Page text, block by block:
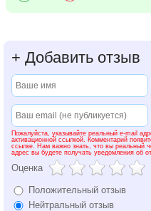
+ Добавить отзыв
Пожалуйста, указывайте реальный e-mail
активационной ссылкой. Комментарий
ссылке. Нам важно знать, что вы реальный
адрес вы будете получать уведомления об
Оценка
Положительный отзыв
Нейтральный отзыв